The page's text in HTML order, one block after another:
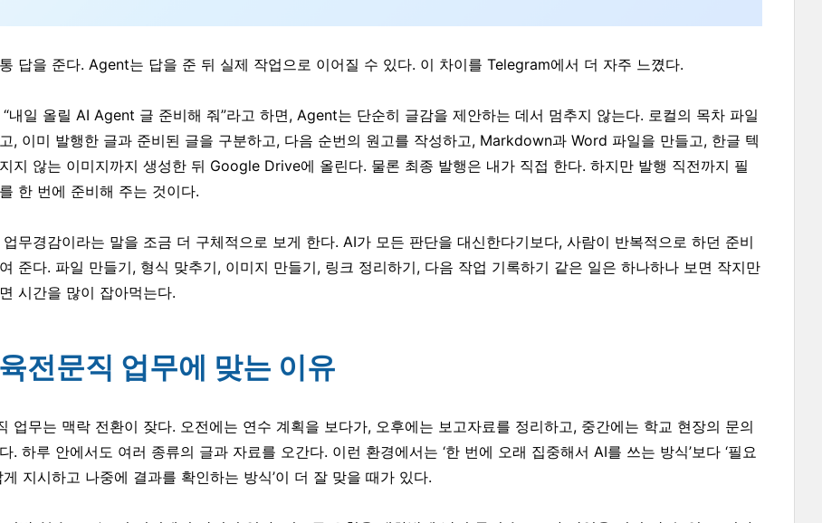
답을 준다. Agent는 답을 준 뒤 실제 작업으로 이어질 수 있다. 이 차이를 Telegram에서 더 자주 느꼈다.
내일 올릴 AI Agent 글 준비해 줘”라고 하면, Agent는 단순히 글감을 제안하는 데서 멈추지 않는다. 로컬의 목차 파일
, 이미 발행한 글과 준비된 글을 구분하고, 다음 순번의 원고를 작성하고, Markdown과 Word 파일을 만들고, 한글 텍
지 않는 이미지까지 생성한 뒤 Google Drive에 올린다. 물론 최종 발행은 내가 직접 한다. 하지만 발행 직전까지 필
한 번에 준비해 주는 것이다.
무경감이라는 말을 조금 더 구체적으로 보게 한다. AI가 모든 판단을 대신한다기보다, 사람이 반복적으로 하던 준비
준다. 파일 만들기, 형식 맞추기, 이미지 만들기, 링크 정리하기, 다음 작업 기록하기 같은 일은 하나하나 보면 작지만
시간을 많이 잡아먹는다.
전문직 업무에 맞는 이유
업무는 맥락 전환이 잦다. 오전에는 연수 계획을 보다가, 오후에는 보고자료를 정리하고, 중간에는 학교 현장의 문의
. 하루 안에서도 여러 종류의 글과 자료를 오간다. 이런 환경에서는 ‘한 번에 오래 집중해서 AI를 쓰는 방식’보다 ‘필요
지시하고 나중에 결과를 확인하는 방식’이 더 잘 맞을 때가 있다.